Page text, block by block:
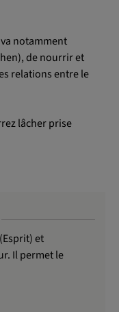
va notamment
de nourrir et
relations entre le
lâcher prise
et
Il permet le